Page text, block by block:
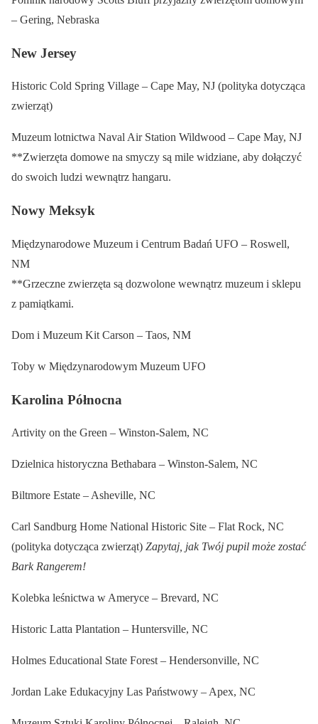
– Gering, Nebraska
New Jersey
Historic Cold Spring Village – Cape May, NJ (polityka dotycząca
zwierząt)
Muzeum lotnictwa Naval Air Station Wildwood – Cape May, NJ
**Zwierzęta domowe na smyczy są mile widziane, aby dołączyć
do swoich ludzi wewnątrz hangaru.
Nowy Meksyk
Międzynarodowe Muzeum i Centrum Badań UFO – Roswell,
NM
**Grzeczne zwierzęta są dozwolone wewnątrz muzeum i sklepu
z pamiątkami.
Dom i Muzeum Kit Carson – Taos, NM
Toby w Międzynarodowym Muzeum UFO
Karolina Północna
Artivity on the Green – Winston-Salem, NC
Dzielnica historyczna Bethabara – Winston-Salem, NC
Biltmore Estate – Asheville, NC
Carl Sandburg Home National Historic Site – Flat Rock, NC
(polityka dotycząca zwierząt) Zapytaj, jak Twój pupil może zostać
Bark Rangerem!
Kolebka leśnictwa w Ameryce – Brevard, NC
Historic Latta Plantation – Huntersville, NC
Holmes Educational State Forest – Hendersonville, NC
Jordan Lake Edukacyjny Las Państwowy – Apex, NC